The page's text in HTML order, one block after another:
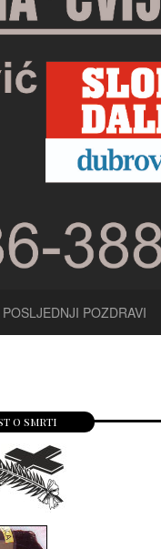
POSLJEDNJI POZDRAVI
o smrti